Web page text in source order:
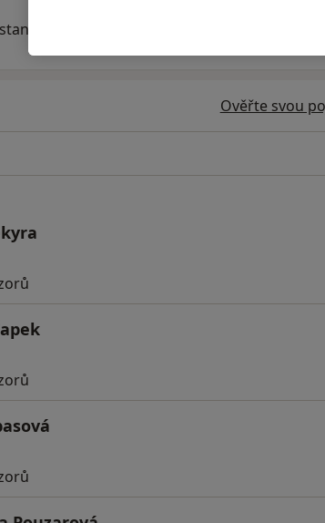
zdravotní péči svým pacientům.
Ověřte svou